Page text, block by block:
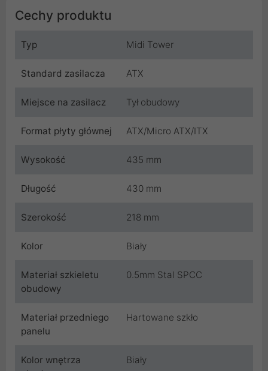
Cechy produktu
Typ Midi Tower
Standard zasilacza ATX
Miejsce na zasilacz Tył obudowy
Format płyty głównej ATX/Micro ATX/ITX
Wysokość 435 mm
Długość 430 mm
Szerokość 218 mm
Kolor Biały
Materiał szkieletu
obudowy
0.5mm Stal SPCC
Materiał przedniego
panelu
Hartowane szkło
Kolor wnętrza
Biały